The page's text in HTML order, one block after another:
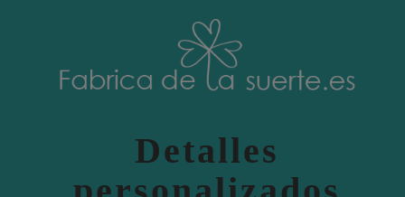
Detalles